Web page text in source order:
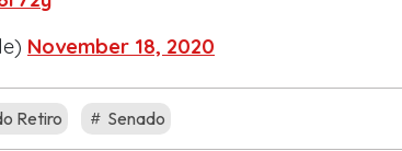
November 18, 2020
Retiro Senado